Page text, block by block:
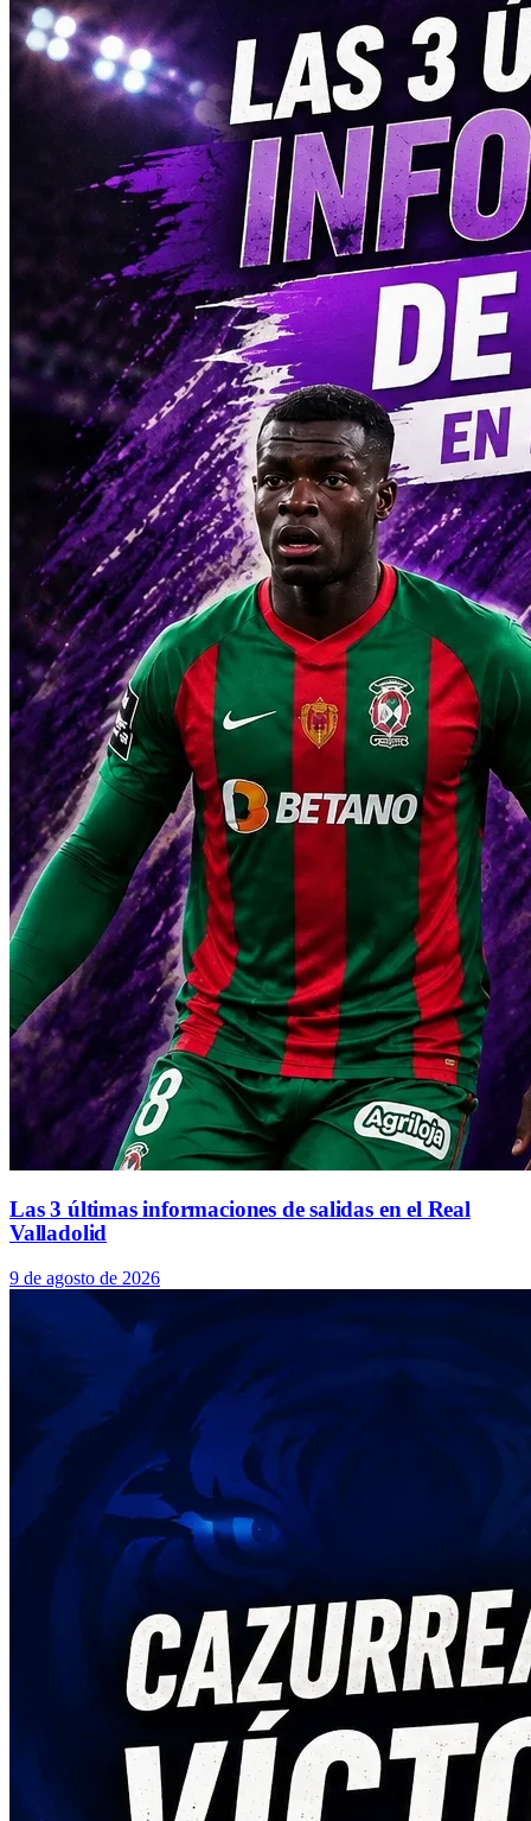
Las 3 últimas informaciones de salidas en el Real
Valladolid
9 de agosto de 2026